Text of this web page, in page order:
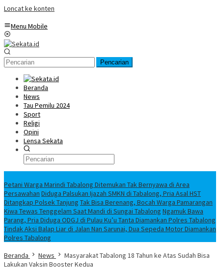
Loncat ke konten
Menu Mobile
Pencarian
Beranda
News
Tau Pemilu 2024
Sport
Religi
Opini
Lensa Sekata
Petani Warga Marindi Tabalong Ditemukan Tak Bernyawa di Area
Persawahan Diduga Palsukan Ijazah SMKN di Tabalong, Pria Asal HST
Ditangkap Polsek Tanjung Tak Bisa Berenang, Bocah Warga Pamarangan
Kiwa Tewas Tenggelam Saat Mandi di Sungai Tabalong Ngamuk Bawa
Parang, Pria Diduga ODGJ di Pulau Ku’u Tanta Diamankan Polres Tabalong
Tindak Aksi Balap Liar di Jalan Nan Sarunai, Dua Sepeda Motor Diamankan
Polres Tabalong
Beranda
News
Masyarakat Tabalong 18 Tahun ke Atas Sudah Bisa
Lakukan Vaksin Booster Kedua